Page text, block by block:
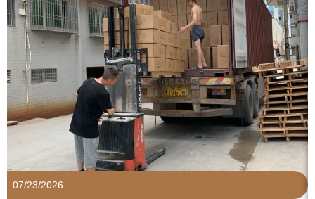
07/23/2026